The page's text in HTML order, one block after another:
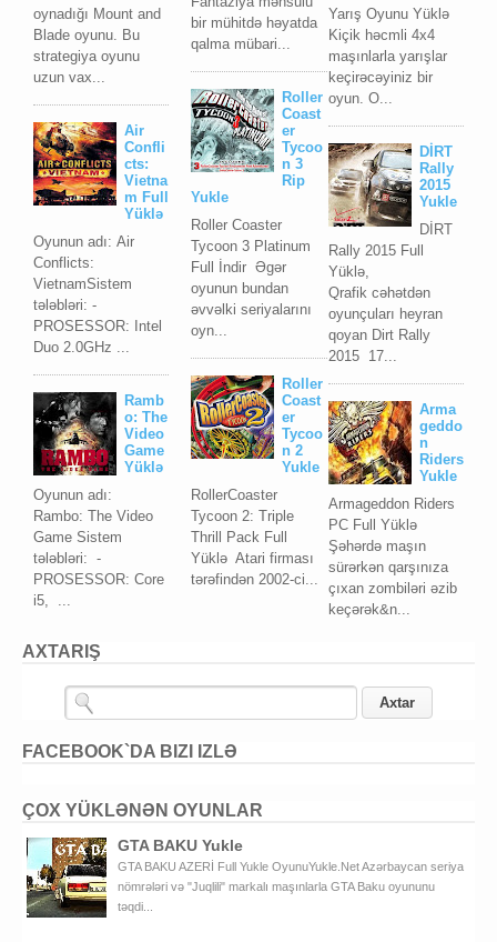
oynadığı Mount and
Blade oyunu. Bu
strategiya oyunu
uzun vax...
Air
Confli
cts:
Vietna
m Full
Yüklə
Oyunun adı: Air
Conflicts:
VietnamSistem
tələbləri: -
PROSESSOR: Intel
Duo 2.0GHz ...
Ramb
o: The
Video
Game
Yüklə
Oyunun adı:
Rambo: The Video
Game Sistem
tələbləri: -
PROSESSOR: Core
i5, ...
Yarış Oyunu Yüklə
Kiçik həcmli 4x4
maşınlarla yarışlar
keçirəcəyiniz bir
oyun. O...
DİRT
Rally
2015
Yukle
DİRT
Rally 2015 Full
Yüklə,
Qrafik cəhətdən
oyunçuları heyran
qoyan Dirt Rally
2015 17...
Arma
geddo
n
Riders
Yukle
Armageddon Riders
PC Full Yüklə
Şəhərdə maşın
sürərkən qarşınıza
çıxan zombiləri əzib
keçərək&n...
bir mühitdə həyatda
qalma mübari...
Roller
Coast
er
Tycoo
n 3
Rip
Yukle
Roller Coaster
Tycoon 3 Platinum
Full İndir Əgər
oyunun bundan
əvvəlki seriyalarını
oyn...
Roller
Coast
er
Tycoo
n 2
Yukle
RollerCoaster
Tycoon 2: Triple
Thrill Pack Full
Yüklə Atari firması
tərəfindən 2002-ci...
AXTARIŞ
FACEBOOK`DA BIZI IZLƏ
ÇOX YÜKLƏNƏN OYUNLAR
GTA BAKU Yukle
GTA BAKU AZERİ Full Yukle OyunuYukle.Net Azərbaycan seriya
nömrələri və "Juqlili" markalı maşınlarla GTA Baku oyununu
təqdi...